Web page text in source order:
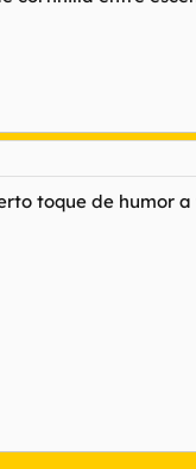
toque de humor a